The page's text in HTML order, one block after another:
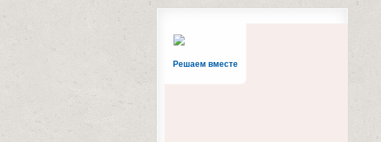
Решаем вместе